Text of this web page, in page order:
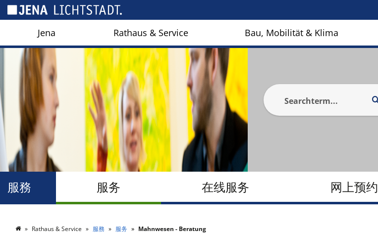
Jena Rathaus & Service Bau, Mobilität & Klima
服务 在线服务 网上预约
服務
Rathaus & Service 服務 服务 Mahnwesen - Beratung
Cookies management panel